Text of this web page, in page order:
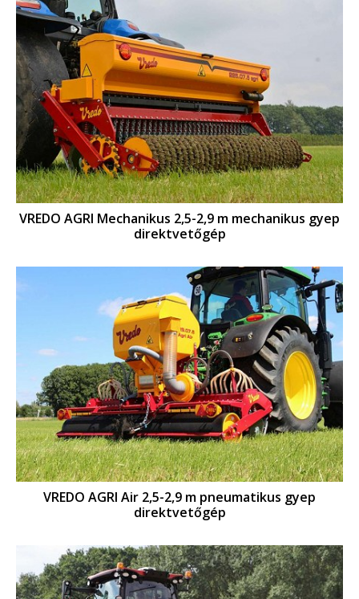
VREDO AGRI Mechanikus 2,5-2,9 m mechanikus gyep
direktvetőgép
VREDO AGRI Air 2,5-2,9 m pneumatikus gyep
direktvetőgép